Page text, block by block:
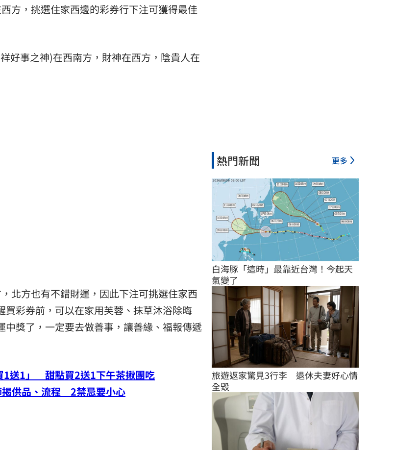
方，挑選住家西邊的彩券行下注可獲得最佳
好事之神)在西南方，財神在西方，陰貴人在
北方也有不錯財運，因此下注可挑選住家西
彩券前，可以在家用芙蓉、抹草沐浴除晦
獎了，一定要去做善事，讓善緣、福報傳遞
1送1」 甜點買2送1下午茶揪團吃
揭供品、流程 2禁忌要小心
熱門新聞 更多
白海豚「這時」最靠近台灣！今起天
氣變了
旅遊返家驚見3行李　退休夫妻好心情
全毀